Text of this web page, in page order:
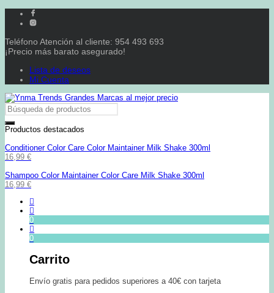
Teléfono Atención al cliente: 954 493 693
¡Precio más barato asegurado!
Lista de deseos
Mi Cuenta
Productos destacados
Conditioner Color Care Color Maintainer Milk Shake 300ml
16,99 €
Shampoo Color Maintainer Color Care Milk Shake 300ml
16,99 €
0
0
Carrito
Envío gratis para pedidos superiores a 40€ con tarjeta